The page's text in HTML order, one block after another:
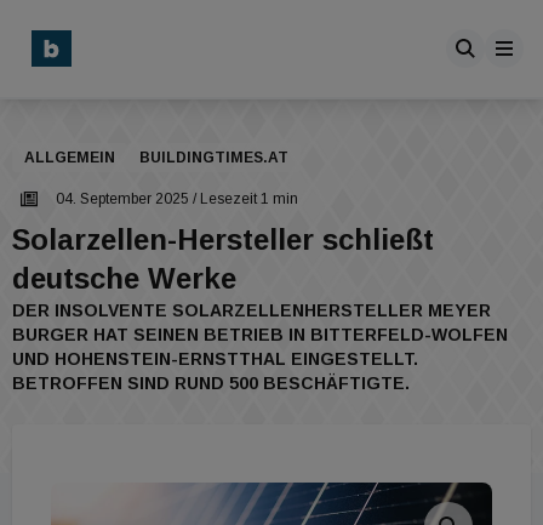
ALLGEMEIN BUILDINGTIMES.AT
04. September 2025 / Lesezeit 1 min
Solarzellen-Hersteller schließt
deutsche Werke
DER INSOLVENTE SOLARZELLENHERSTELLER MEYER
BURGER HAT SEINEN BETRIEB IN BITTERFELD-WOLFEN
UND HOHENSTEIN-ERNSTTHAL EINGESTELLT.
BETROFFEN SIND RUND 500 BESCHÄFTIGTE.